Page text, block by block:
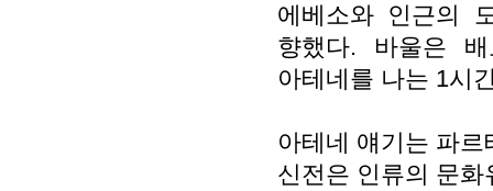
에베소와 인근의
향했다. 바울은
아테네를 나는 1시
아테네 얘기는 파
신전은 인류의 문